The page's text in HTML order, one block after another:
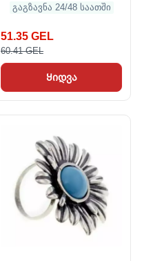
გაგზავნა 24/48 საათში
51.35 GEL
60.41 GEL
Ყიდვა